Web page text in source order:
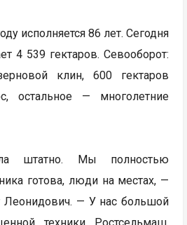
исполняется 86 лет. Сегодня
4 539 гектаров. Севооборот:
клин, 600 гектаров
остальное — многолетние
штатно. Мы полностью
готова, люди на местах, —
Леонидович. — У нас большой
техники Ростсельмаш.